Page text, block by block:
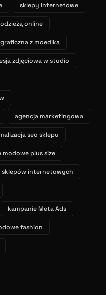
sklepy internetowe
online
z moedlką
zdjęciowa w studio
agencja marketingowa
seo sklepu
modowe plus size
sklepów internetowych
kampanie Meta Ads
fashion